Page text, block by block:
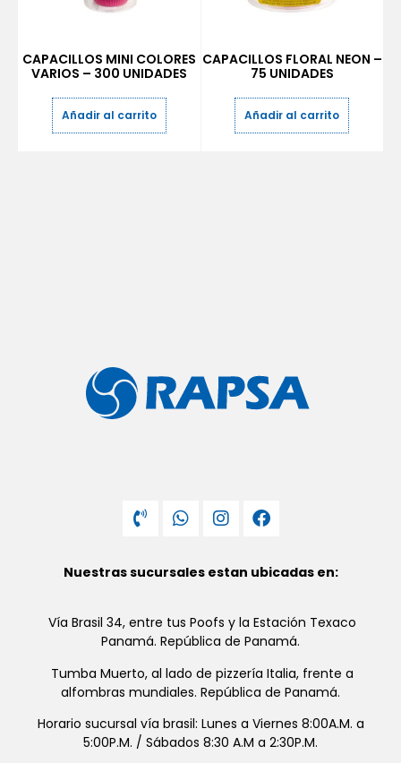
CAPACILLOS MINI COLORES
VARIOS – 300 UNIDADES
Añadir al carrito
CAPACILLOS FLORAL NEON –
75 UNIDADES
Añadir al carrito
Nuestras sucursales estan ubicadas en:
Vía Brasil 34, entre tus Poofs y la Estación Texaco
Panamá. República de Panamá.
Tumba Muerto, al lado de pizzería Italia, frente a
alfombras mundiales. República de Panamá.
Horario sucursal vía brasil: Lunes a Viernes 8:00A.M. a
5:00P.M. / Sábados 8:30 A.M a 2:30P.M.